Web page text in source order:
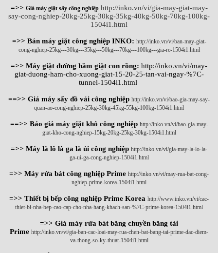
=>> Giá máy giặt sấy công nghiệp http://inko.vn/vi/gia-may-giat-may-
say-cong-nghiep-20kg-25kg-30kg-35kg-40kg-50kg-70kg-100kg-
1504i1.html
=>> Bán máy giặt công nghiệp INKO: http://inko.vn/vi/ban-may-giat-
cong-nghiep-25kg---30kg---35kg---50kg---70kg---100kg---gia-re-1504i1.html
=>> Máy giặt đường hầm giặt con rồng: http://inko.vn/vi/may-
giat-duong-ham-cho-xuong-giat-15-20-25-tan-vai-ngay-%7C-
tunnel-1504i1.html
==>> Giá máy sấy đồ vải công nghiệp http://inko.vn/vi/bao-gia-may-say-
quan-ao-cong-nghiep-25kg-30kg-45kg-55kg-100kg-1504i1.html
==>> Báo giá máy giặt khô công nghiệp http://inko.vn/vi/bao-gia-may-
giat-kho-cong-nghiep-15kg-20kg-25kg-30kg-1504i1.html
=>> Máy là lô là ga là ủi công nghiệp http://inko.vn/vi/gia-may-la-lo-la-
ga-ui-ga-cong-nghiep-1504i1.html
=>> Máy rửa bát công nghiệp Prime http://inko.vn/vi/may-rua-bat-cong-
nghiep-prime-korea-1504i1.html
=>> Thiết bị bếp công nghiệp Prime Korea http://www.inko.vn/vi/cac-
thiet-bi-nha-bep-cao-cap-cho-nha-hang-khach-san-%7C-prime-korea-1504i1.html
=>> Giá máy rửa bát băng chuyền băng tải
Prime http://inko.vn/vi/gia-ban-cac-loai-may-rua-chen-bat-bang-tai-prime-dac-diem-
va-thong-so-ky-thuat-1504i1.html